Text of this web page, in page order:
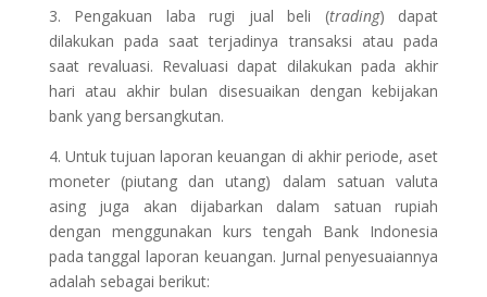
3. Pengakuan laba rugi jual beli (trading) dapat
dilakukan pada saat terjadinya transaksi atau pada
saat revaluasi. Revaluasi dapat dilakukan pada akhir
hari atau akhir bulan disesuaikan dengan kebijakan
bank yang bersangkutan.
4. Untuk tujuan laporan keuangan di akhir periode, aset
moneter (piutang dan utang) dalam satuan valuta
asing juga akan dijabarkan dalam satuan rupiah
dengan menggunakan kurs tengah Bank Indonesia
pada tanggal laporan keuangan. Jurnal penyesuaiannya
adalah sebagai berikut: